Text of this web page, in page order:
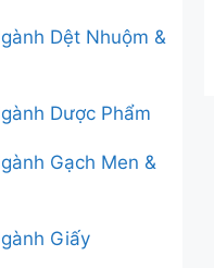
Dệt Nhuộm &
Dược Phẩm
Gạch Men &
Giấy